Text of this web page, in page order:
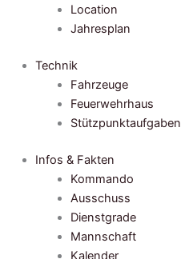
Location
Jahresplan
Technik
Fahrzeuge
Feuerwehrhaus
Stützpunktaufgaben
Infos & Fakten
Kommando
Ausschuss
Dienstgrade
Mannschaft
Kalender